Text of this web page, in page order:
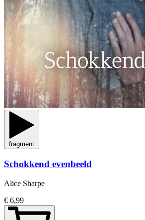
fragment
Schokkend evenbeeld
Alice Sharpe
€ 6,99